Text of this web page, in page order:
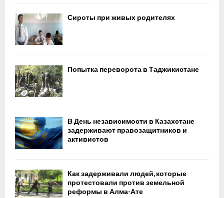
Сироты при живых родителях
Попытка переворота в Таджикистане
В День независимости в Казахстане
задерживают правозащитников и
активистов
Как задерживали людей, которые
протестовали против земельной
реформы в Алма-Ате